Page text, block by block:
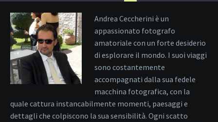
Andrea Ceccherini è un
appassionato fotografo
amatoriale con un forte desiderio
di esplorare il mondo. I suoi viaggi
sono costantemente
accompagnati dalla sua fedele
macchina fotografica, con la
quale cattura instancabilmente momenti, paesaggi e
dettagli che colpiscono la sua sensibilità. Ogni scatto